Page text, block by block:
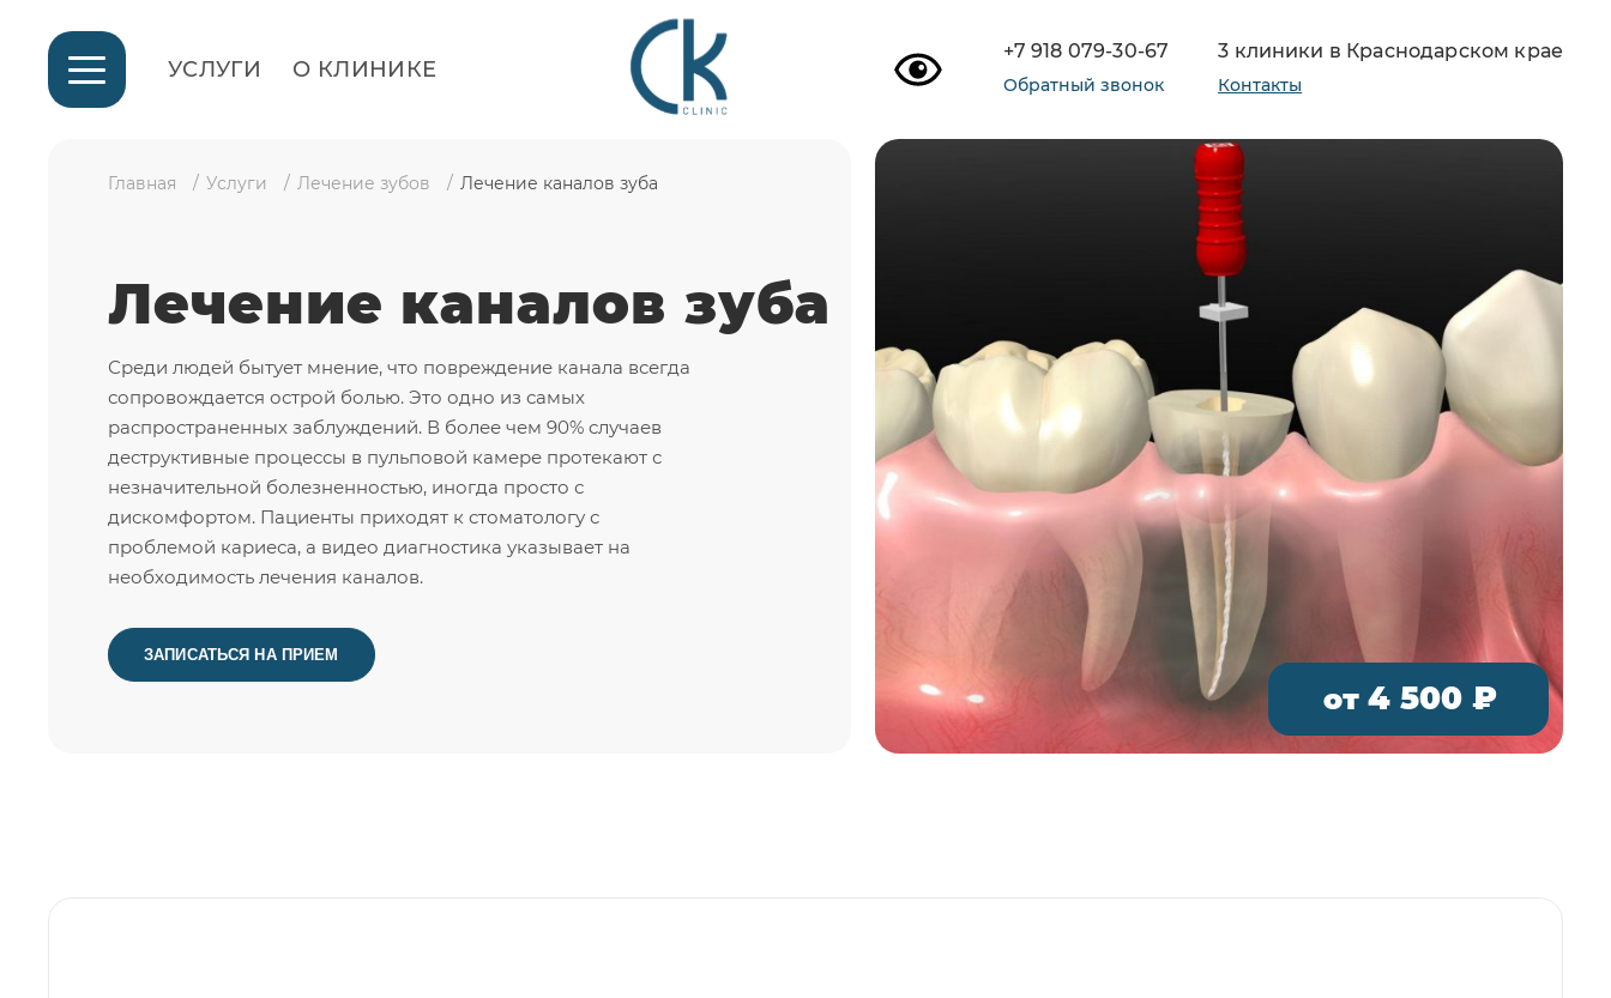
УСЛУГИ О КЛИНИКЕ
+7 918 079-30-67
Обратный звонок
3 клиники в Краснодарском крае
Контакты
Главная Услуги Лечение зубов Лечение каналов зуба
Лечение каналов зуба
Среди людей бытует мнение, что повреждение канала всегда
сопровождается острой болью. Это одно из самых
распространенных заблуждений. В более чем 90% случаев
деструктивные процессы в пульповой камере протекают с
незначительной болезненностью, иногда просто с
дискомфортом. Пациенты приходят к стоматологу с
проблемой кариеса, а видео диагностика указывает на
необходимость лечения каналов.
ЗАПИСАТЬСЯ НА ПРИЕМ
от 4 500 ₽